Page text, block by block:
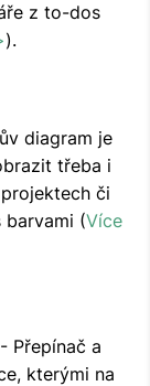
z to-dos
).
diagram je
třeba i
či
barvami (Více
Přepínač a
kterými na